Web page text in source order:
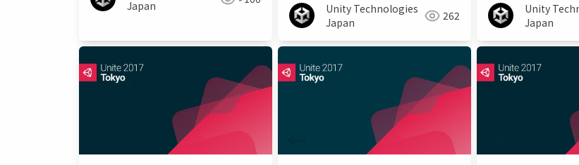
Japan
Unity Technologies
Japan
262
Unity
Japan